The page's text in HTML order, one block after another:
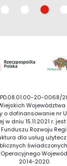
20-0068/
dofinansowanie nr
dniu 15.11.2021 r.
Rozwoju
dla usług
2014-2020.